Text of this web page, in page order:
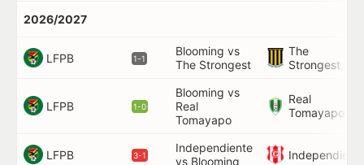
2026/2027
LFPB 1-1
Blooming vs
The Strongest
The
Strongest
LFPB 1-0
Blooming vs
Real
Tomayapo
Real
Tomayapo
LFPB 3-1
Independiente
vs Blooming